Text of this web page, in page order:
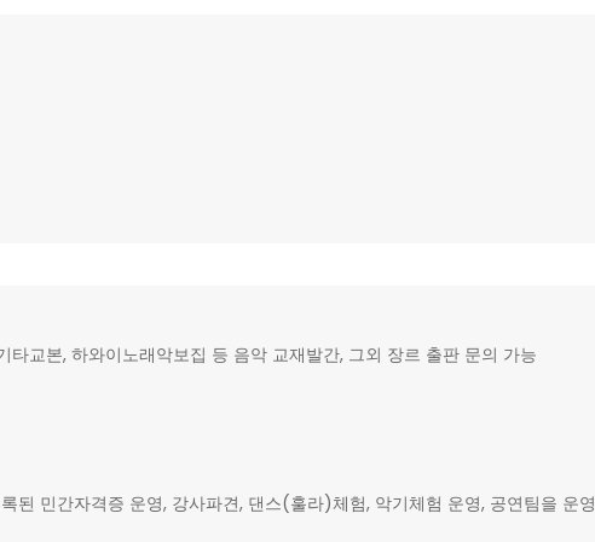
교본, 하와이노래악보집 등 음악 교재발간, 그외 장르 출판 문의 가능
된 민간자격증 운영, 강사파견, 댄스(훌라)체험, 악기체험 운영, 공연팀을 운영